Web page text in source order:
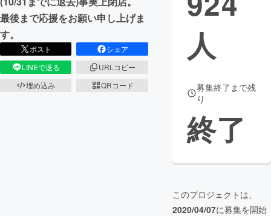
最後まで応援をお願い申し上げま
す。
ポスト
シェア
LINEで送る
URLコピー
埋め込み
QRコード
人
募集終了まで残
り
終了
このプロジェクトは、
2020/04/07に募集を開始